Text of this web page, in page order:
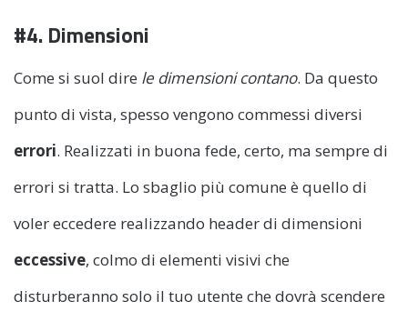
#4. Dimensioni
Come si suol dire le dimensioni contano. Da questo
punto di vista, spesso vengono commessi diversi
errori. Realizzati in buona fede, certo, ma sempre di
errori si tratta. Lo sbaglio più comune è quello di
voler eccedere realizzando header di dimensioni
eccessive, colmo di elementi visivi che
disturberanno solo il tuo utente che dovrà scendere